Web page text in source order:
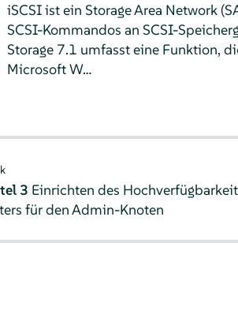
iSCSI ist ein Storage Area Network
SCSI-Kommandos an SCSI-
Storage 7.1 umfasst eine Funktion,
Microsoft W…
3 Einrichten des
für den Admin-Knoten